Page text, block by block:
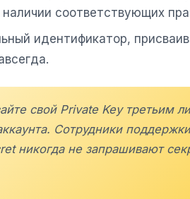
соответствующих
идентификатор,
свой Private Key третьим
Сотрудники
никогда не запрашивают